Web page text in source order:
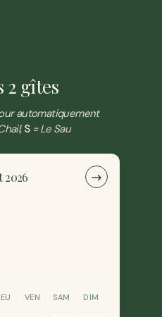
2 gîtes
automatiquement
S= Le Sau
2026 →
VEN SAM DIM